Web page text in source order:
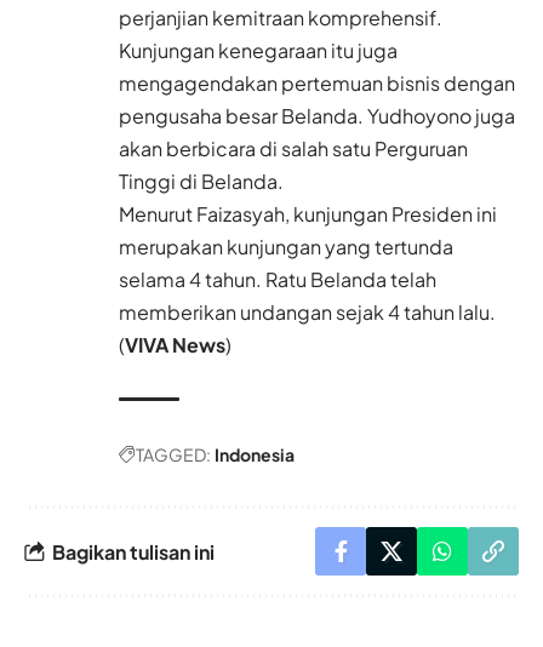
perjanjian kemitraan komprehensif.
Kunjungan kenegaraan itu juga
mengagendakan pertemuan bisnis dengan
pengusaha besar Belanda. Yudhoyono juga
akan berbicara di salah satu Perguruan
Tinggi di Belanda.
Menurut Faizasyah, kunjungan Presiden ini
merupakan kunjungan yang tertunda
selama 4 tahun. Ratu Belanda telah
memberikan undangan sejak 4 tahun lalu.
(VIVA News)
TAGGED: Indonesia
Bagikan tulisan ini